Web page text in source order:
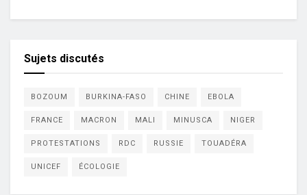
Sujets discutés
BOZOUM BURKINA-FASO CHINE EBOLA
FRANCE MACRON MALI MINUSCA NIGER
PROTESTATIONS RDC RUSSIE TOUADÉRA
UNICEF ÉCOLOGIE